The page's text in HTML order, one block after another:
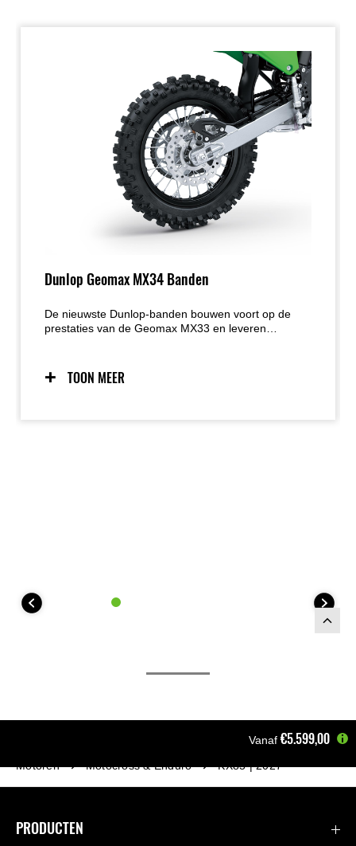
Dunlop Geomax MX34 Banden
De nieuwste Dunlop-banden bouwen voort op de
prestaties van de Geomax MX33 en leveren
nauwkeuriger slide-controle en een duidelijker
gevoel aan de voorkant.
TOON MEER
Vanaf €5.599,00
Motoren Motocross & Enduro KX85 | 2027
PRODUCTEN